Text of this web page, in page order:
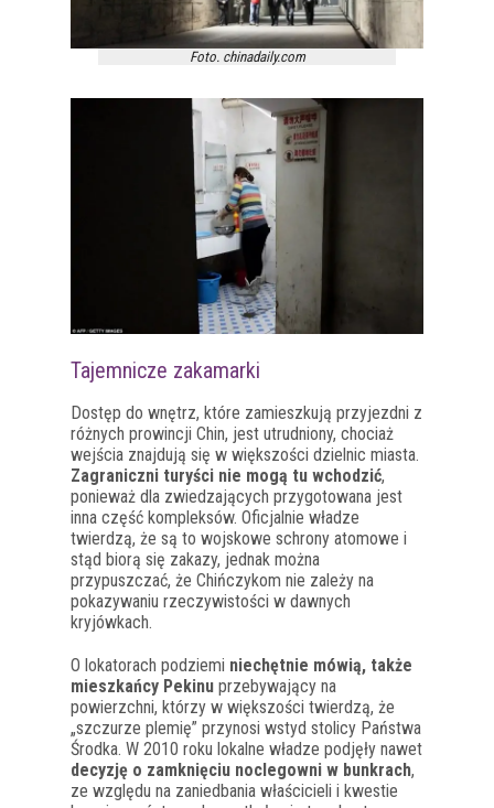
Foto. chinadaily.com
Tajemnicze zakamarki
Dostęp do wnętrz, które zamieszkują przyjezdni z
różnych prowincji Chin, jest utrudniony, chociaż
wejścia znajdują się w większości dzielnic miasta.
Zagraniczni turyści nie mogą tu wchodzić,
ponieważ dla zwiedzających przygotowana jest
inna część kompleksów. Oficjalnie władze
twierdzą, że są to wojskowe schrony atomowe i
stąd biorą się zakazy, jednak można
przypuszczać, że Chińczykom nie zależy na
pokazywaniu rzeczywistości w dawnych
kryjówkach.
O lokatorach podziemi niechętnie mówią, także
mieszkańcy Pekinu przebywający na
powierzchni, którzy w większości twierdzą, że
„szczurze plemię” przynosi wstyd stolicy Państwa
Środka. W 2010 roku lokalne władze podjęły nawet
decyzję o zamknięciu noclegowni w bunkrach,
ze względu na zaniedbania właścicieli i kwestie